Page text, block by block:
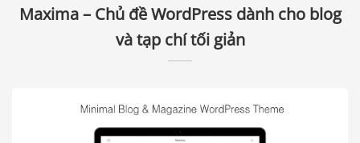
Maxima – Chủ đề WordPress dành cho blog
và tạp chí tối giản